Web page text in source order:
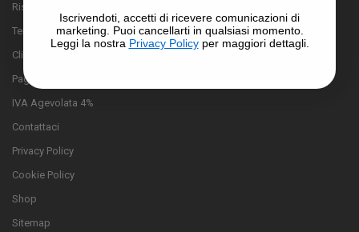
Risoluzione Controversie
Termini e condizioni
Clicca per Recedere dal Contratto
Pagamento a rate
IVA Agevolata 4%
Contattaci
Privacy Policy
Cookie Policy
Shop
Sitemap
Iscrivendoti, accetti di ricevere comunicazioni di
marketing. Puoi cancellarti in qualsiasi momento.
Leggi la nostra Privacy Policyper maggiori dettagli.